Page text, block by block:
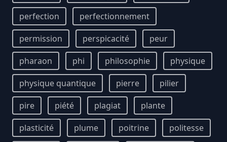
perfection
perfectionnement
permission
perspicacité
peur
pharaon
phi philosophie
physique
physique quantique
pierre
pilier
pire
piété plagiat
plante
plasticité
plume poitrine
politesse